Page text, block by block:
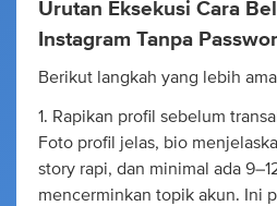
Urutan Eksekusi Cara
Instagram Tanpa
Berikut langkah yang lebih
1. Rapikan profil sebelum
Foto profil jelas, bio
story rapi, dan minimal ada
mencerminkan topik akun. Ini